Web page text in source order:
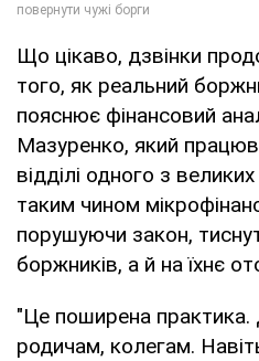
Що цікаво, дзвінки
того, як реальний
пояснює фінансовий
Мазуренко, який
відділі одного з
таким чином
порушуючи закон,
боржників, а й на їхнє
"Це поширена практика.
родичам, колегам.